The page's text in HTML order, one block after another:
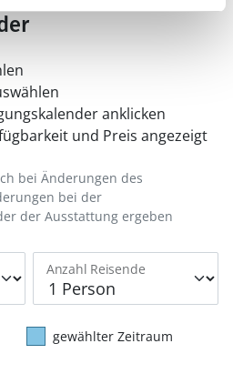
anklicken
und Preis angezeigt
Anzahl Reisende
bei Änderungen des
bei der
der Ausstattung ergeben
gewählter Zeitraum